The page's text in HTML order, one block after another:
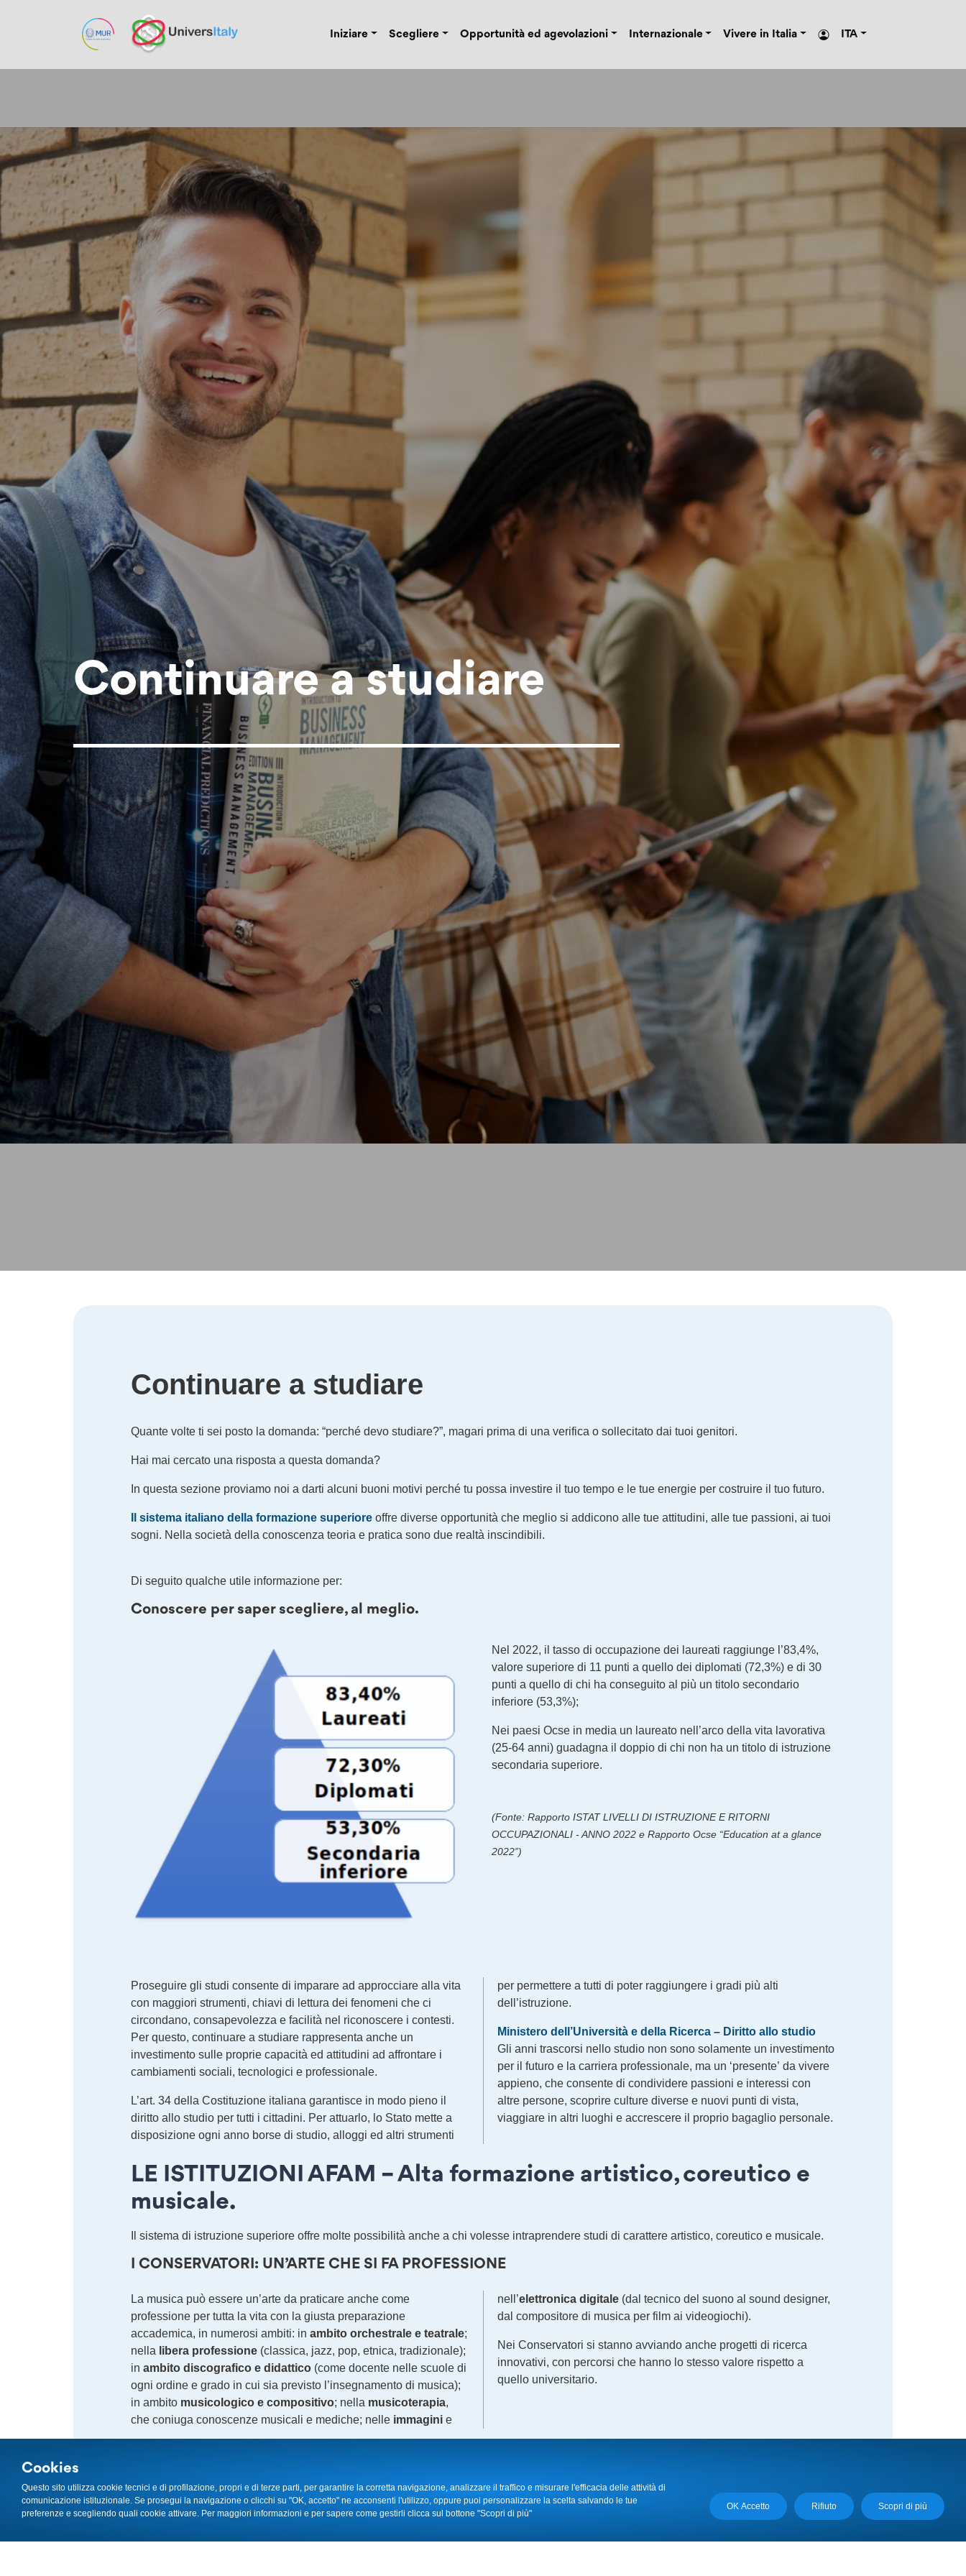
Iniziare Scegliere Opportunità ed agevolazioni Internazionale Vivere in Italia ITA
Continuare a studiare
Continuare a studiare
Quante volte ti sei posto la domanda: “perché devo studiare?”, magari prima di una verifica o sollecitato dai tuoi genitori.
Hai mai cercato una risposta a questa domanda?
In questa sezione proviamo noi a darti alcuni buoni motivi perché tu possa investire il tuo tempo e le tue energie per costruire il tuo futuro.
Il sistema italiano della formazione superiore offre diverse opportunità che meglio si addicono alle tue attitudini, alle tue passioni, ai tuoi
sogni. Nella società della conoscenza teoria e pratica sono due realtà inscindibili.
Di seguito qualche utile informazione per:
Conoscere per saper scegliere, al meglio.
Nel 2022, il tasso di occupazione dei laureati raggiunge l’83,4%,
valore superiore di 11 punti a quello dei diplomati (72,3%) e di 30
punti a quello di chi ha conseguito al più un titolo secondario
inferiore (53,3%);
Nei paesi Ocse in media un laureato nell’arco della vita lavorativa
(25-64 anni) guadagna il doppio di chi non ha un titolo di istruzione
secondaria superiore.
(Fonte: Rapporto ISTAT LIVELLI DI ISTRUZIONE E RITORNI
OCCUPAZIONALI - ANNO 2022 e Rapporto Ocse “Education at a glance
2022”)
Proseguire gli studi consente di imparare ad approcciare alla vita
con maggiori strumenti, chiavi di lettura dei fenomeni che ci
circondano, consapevolezza e facilità nel riconoscere i contesti.
Per questo, continuare a studiare rappresenta anche un
investimento sulle proprie capacità ed attitudini ad affrontare i
cambiamenti sociali, tecnologici e professionale.
L’art. 34 della Costituzione italiana garantisce in modo pieno il
diritto allo studio per tutti i cittadini. Per attuarlo, lo Stato mette a
disposizione ogni anno borse di studio, alloggi ed altri strumenti
per permettere a tutti di poter raggiungere i gradi più alti
dell’istruzione.
Ministero dell’Università e della Ricerca – Diritto allo studio
Gli anni trascorsi nello studio non sono solamente un investimento
per il futuro e la carriera professionale, ma un ‘presente’ da vivere
appieno, che consente di condividere passioni e interessi con
altre persone, scoprire culture diverse e nuovi punti di vista,
viaggiare in altri luoghi e accrescere il proprio bagaglio personale.
LE ISTITUZIONI AFAM – Alta formazione artistico, coreutico e
musicale.
Il sistema di istruzione superiore offre molte possibilità anche a chi volesse intraprendere studi di carattere artistico, coreutico e musicale.
I CONSERVATORI: UN’ARTE CHE SI FA PROFESSIONE
La musica può essere un’arte da praticare anche come
professione per tutta la vita con la giusta preparazione
accademica, in numerosi ambiti: in ambito orchestrale e teatrale;
nella libera professione (classica, jazz, pop, etnica, tradizionale);
in ambito discografico e didattico (come docente nelle scuole di
ogni ordine e grado in cui sia previsto l’insegnamento di musica);
in ambito musicologico e compositivo; nella musicoterapia,
che coniuga conoscenze musicali e mediche; nelle immagini e
nell’elettronica digitale (dal tecnico del suono al sound designer,
dal compositore di musica per film ai videogiochi).
Nei Conservatori si stanno avviando anche progetti di ricerca
innovativi, con percorsi che hanno lo stesso valore rispetto a
quello universitario.
L’universo delle Accademie rappresenta la possibilità concreta di
trovare un lavoro che non rinunci a mettere al centro il talento
drammatica che unisconocreatività, cultura, ricerca e
eventi, mostre, luoghi di cultura, musei e beni culturali del
territorio.
Cookies
Questo sito utilizza cookie tecnici e di profilazione, propri e di terze parti, per garantire la corretta navigazione, analizzare il traffico e misurare l'efficacia delle attività di
comunicazione istituzionale. Se prosegui la navigazione o clicchi su "OK, accetto" ne acconsenti l'utilizzo, oppure puoi personalizzare la scelta salvando le tue
preferenze e scegliendo quali cookie attivare. Per maggiori informazioni e per sapere come gestirli clicca sul bottone "Scopri di più"
OK Accetto Rifiuto Scopri di più